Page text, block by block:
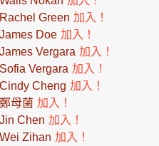
Rachel Green 加入！
James Doe 加入！
James Vergara 加入！
Sofia Vergara 加入！
Cindy Cheng 加入！
鄭母菌 加入！
Jin Chen 加入！
Wei Zihan 加入！